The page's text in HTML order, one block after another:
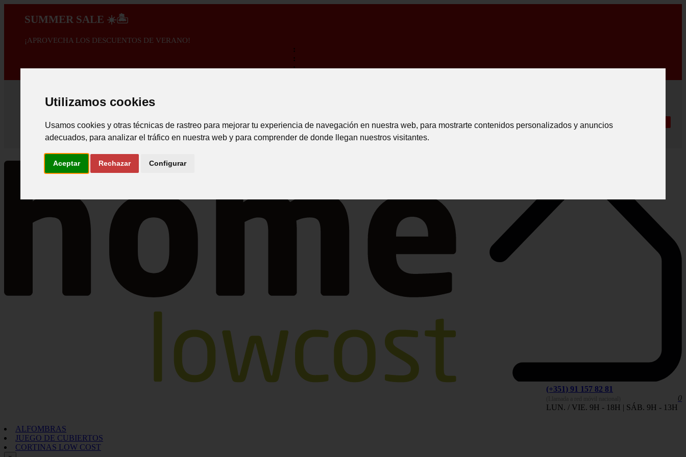
Utilizamos cookies
Usamos cookies y otras técnicas de rastreo para mejorar tu experiencia de navegación en nuestra web, para mostrarte contenidos personalizados y anuncios
adecuados, para analizar el tráfico en nuestra web y para comprender de donde llegan nuestros visitantes.
Aceptar Rechazar Configurar
SUMMER SALE ☀️🏝️
¡APROVECHA LOS DESCUENTOS DE VERANO!
:
:
:
Síganos
Português
(+351) 91 157 82 81
LUN. / VIE. 9H - 18H | SÁB. 9H - 13H
0
ALFOMBRAS
JUEGO DE CUBIERTOS
CORTINAS LOW COST